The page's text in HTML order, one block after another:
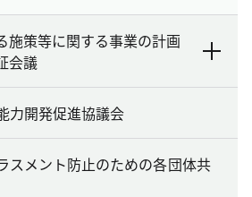
施策等に関する事業の計画
会議
力開発促進協議会
スメント防止のための各団体共